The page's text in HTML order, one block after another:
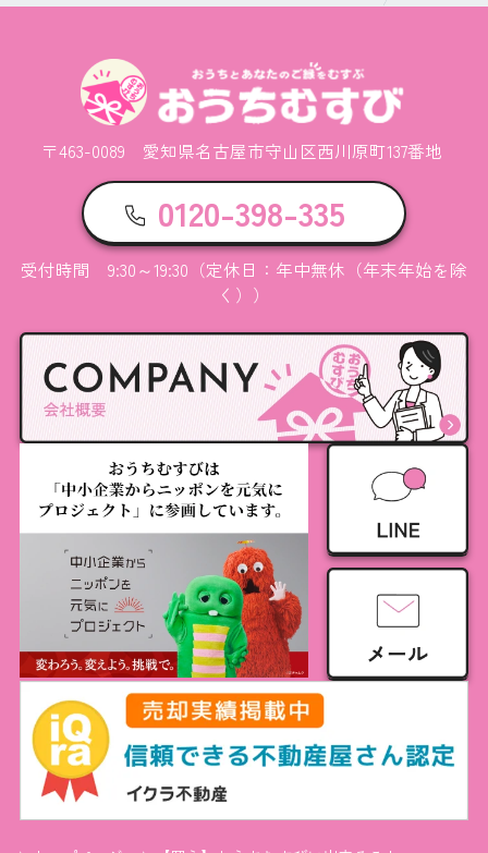
〒463-0089 愛知県名古屋市守山区西川原町137番地
0120-398-335
受付時間 9:30～19:30（定休日：年中無休（年末年始を除
く））